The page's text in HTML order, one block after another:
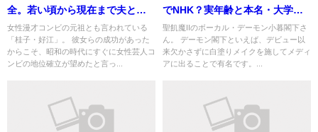
全。若い頃から現在まで夫と子
供の存在
女性漫才コンビの元祖とも言われている
「桂子・好江」。 彼女らの成功があった
からこそ、昭和の時代にすぐに女性芸人コ
ンビの地位確立が望めたと言っ...
でNHK？実年齢と本名・大学。
メイクは姉の影響?
聖飢魔IIのボーカル・デーモン小暮閣下さ
ん。 デーモン閣下といえば、デビュー以
来欠かさずに白塗りメイクを施してメディ
アに出ることで有名です。...